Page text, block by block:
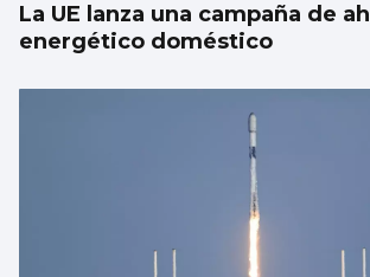
La UE lanza una campaña de
energético doméstico